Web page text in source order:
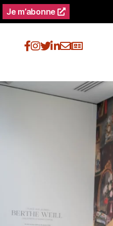
Je m’abonne